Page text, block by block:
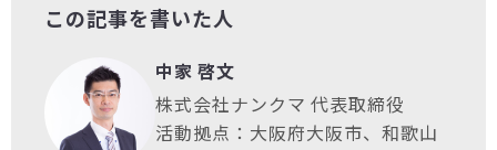
この記事を書いた人
中家 啓文
株式会社ナンクマ 代表取締役
活動拠点：大阪府大阪市、和歌山